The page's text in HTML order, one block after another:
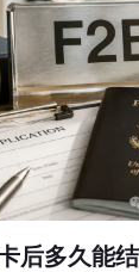
后多久能